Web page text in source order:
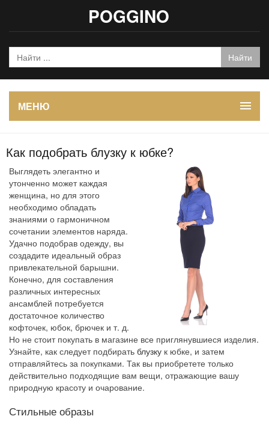
POGGINO
МЕНЮ
Как подобрать блузку к юбке?
Выглядеть элегантно и
утонченно может каждая
женщина, но для этого
необходимо обладать
знаниями о гармоничном
сочетании элементов наряда.
Удачно подобрав одежду, вы
создадите идеальный образ
привлекательной барышни.
Конечно, для составления
различных интересных
ансамблей потребуется
достаточное количество
кофточек, юбок, брючек и т. д.
Но не стоит покупать в магазине все приглянувшиеся изделия.
Узнайте, как следует подбирать блузку к юбке, и затем
отправляйтесь за покупками. Так вы приобретете только
действительно подходящие вам вещи, отражающие вашу
природную красоту и очарование.
Стильные образы